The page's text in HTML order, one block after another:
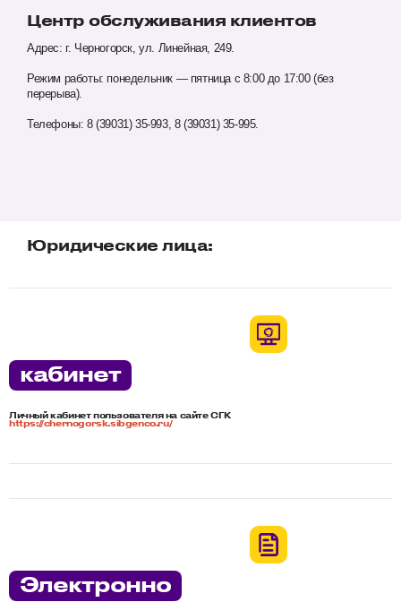
Центр обслуживания клиентов
Адрес: г. Черногорск, ул. Линейная, 249.
Режим работы: понедельник — пятница с 8:00 до 17:00 (без
перерыва).
Телефоны: 8 (39031) 35-993, 8 (39031) 35-995.
Юридические лица:
кабинет
Личный кабинет пользователя на сайте СГК
https://chernogorsk.sibgenco.ru/
Электронно